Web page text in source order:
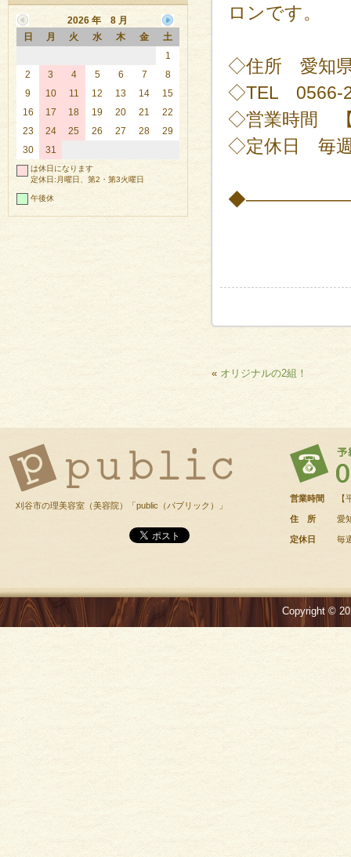
ロンです。
◇住所 愛知県
◇TEL 0566-
◇営業時間 【
◇定休日 毎週
« オリジナルの2組！
2026 年 8 月
日
月 火 水 木 金
土
1
2
3 4 5 6 7
8
9
10 11 12 13 14
15
16
17 18 19 20 21
22
23
24 25 26 27 28
29
30
31
は休日になります
定休日:月曜日、第2・第3火曜日
午後休
刈谷市の理美容室（美容院）「public（パブリック）」
営業時間
住 所 愛
定休日 毎
Copyright ©